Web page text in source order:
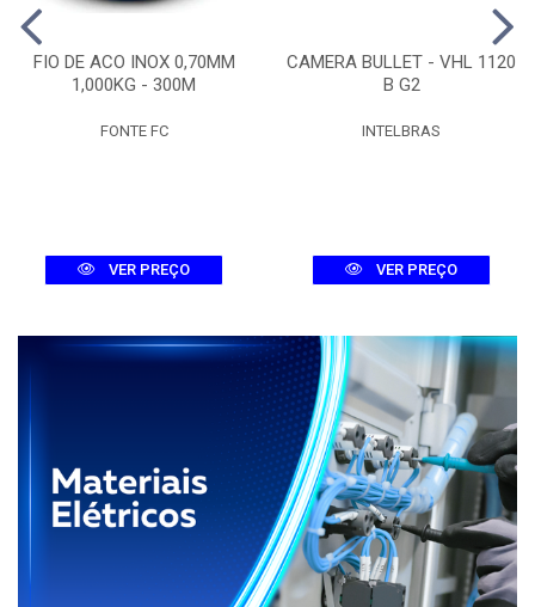
FIO DE ACO INOX 0,70MM
1,000KG - 300M
FONTE FC
VER PREÇO
CAMERA BULLET - VHL 1120
B G2
INTELBRAS
VER PREÇO